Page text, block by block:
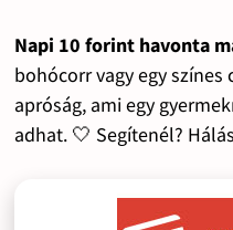
Napi 10 forint havonta
bohócorr vagy egy
apróság, ami egy
adhat. 🤍 Segítenél?